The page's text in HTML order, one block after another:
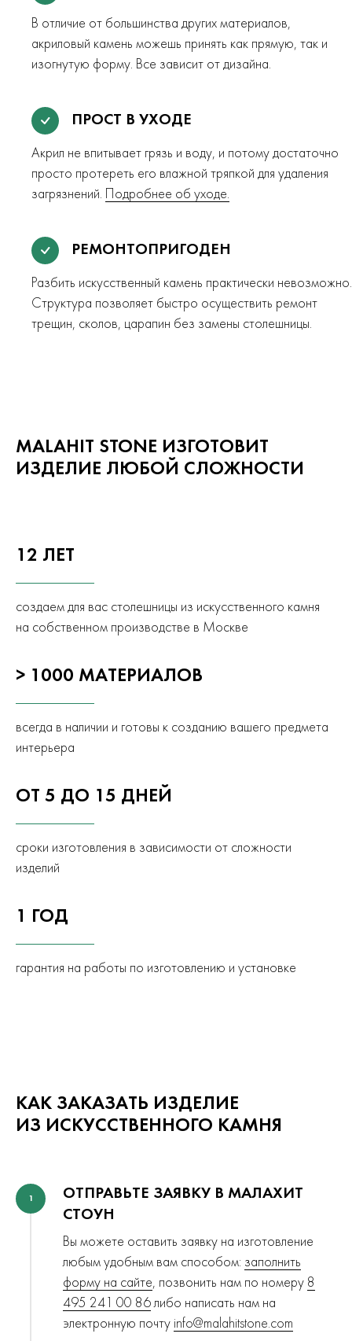
В отличие от большинства других материалов,
акриловый камень можешь принять как прямую, так и
изогнутую форму. Все зависит от дизайна.
ПРОСТ В УХОДЕ
Акрил не впитывает грязь и воду, и потому достаточно
просто протереть его влажной тряпкой для удаления
загрязнений.
Подробнее об уходе.
РЕМОНТОПРИГОДЕН
Разбить искусственный камень практически невозможно.
Структура позволяет быстро осуществить ремонт
трещин, сколов, царапин без замены столешницы.
MALAHIT STONE ИЗГОТОВИТ
ИЗДЕЛИЕ ЛЮБОЙ СЛОЖНОСТИ
12 ЛЕТ
создаем для вас столешницы из искусственного камня
на собственном производстве в Москве
> 1000 МАТЕРИАЛОВ
всегда в наличии и готовы к созданию вашего предмета
интерьера
ОТ 5 ДО 15 ДНЕЙ
сроки изготовления в зависимости от сложности
изделий
1 ГОД
гарантия на работы по изготовлению и установке
КАК ЗАКАЗАТЬ ИЗДЕЛИЕ
ИЗ ИСКУССТВЕННОГО КАМНЯ
1
ОТПРАВЬТЕ ЗАЯВКУ В МАЛАХИТ
СТОУН
Вы можете оставить заявку на изготовление
любым удобным вам способом: заполнить
форму на сайте, позвонить нам по номеру 8
495 241 00 86либо написать нам на
электронную почту info@malahitstone.com